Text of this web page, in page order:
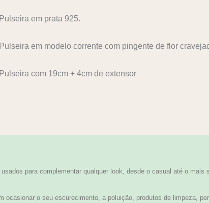
Pulseira em prata 925.
Pulseira em modelo corrente com pingente de flor
Pulseira com 19cm + 4cm de extensor
para complementar qualquer look, desde o casual até o mais
o seu escurecimento, a poluição, produtos de limpeza,